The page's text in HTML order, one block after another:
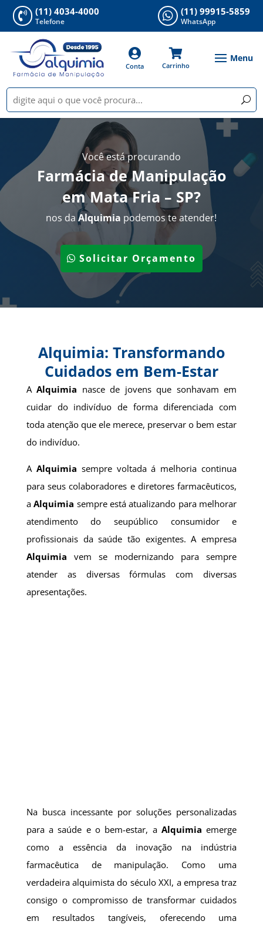
 (11) 4034-4000
Telefone  (11) 99915-5859
WhatsApp

Conta

Carrinho
Você está procurando
Farmácia de Manipulação
em Mata Fria – SP?
nos daAlquimia podemos te atender!
Solicitar Orçamento
Alquimia: Transformando
Cuidados em Bem-Estar
AAlquimia nasce de jovens que sonhavam em
cuidar do indivíduo de forma diferenciada com
toda atenção que ele merece, preservar o bem estar
do indivíduo.
A Alquimia sempre voltada á melhoria continua
para seus colaboradores e diretores farmacêuticos,
aAlquimia sempre está atualizando para melhorar
atendimento do seupúblico consumidor e
profissionais da saúde tão exigentes. A empresa
Alquimia vem se modernizando para sempre
atender as diversas fórmulas com diversas
apresentações.
Na busca incessante por soluções personalizadas
para a saúde e o bem-estar, a Alquimia emerge
como a essência da inovação na indústria
farmacêutica de manipulação. Como uma
verdadeira alquimista do século XXI, a empresa traz
consigo o compromisso de transformar cuidados
em resultados tangíveis, oferecendo uma